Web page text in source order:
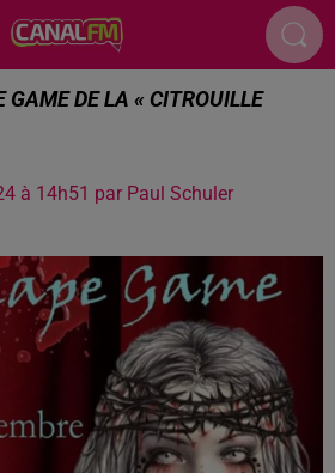
GAME DE LA « CITROUILLE
à 14h51 par Paul Schuler